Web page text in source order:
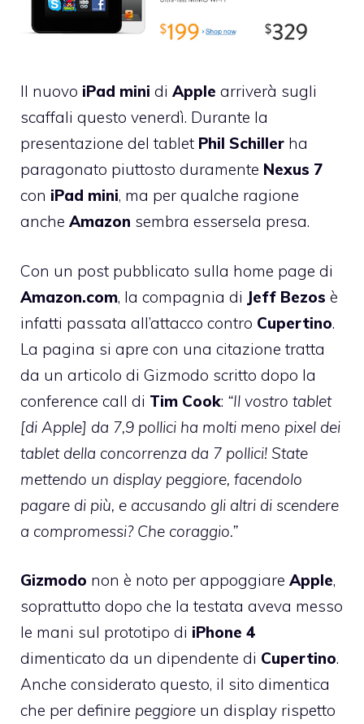
Il nuovo iPad mini di Apple arriverà sugli
scaffali questo venerdì. Durante la
presentazione del tablet Phil Schiller ha
paragonato piuttosto duramente Nexus 7
con iPad mini, ma per qualche ragione
anche Amazon sembra essersela presa.
Con un post pubblicato sulla home page di
Amazon.com, la compagnia di Jeff Bezos è
infatti passata all’attacco contro Cupertino.
La pagina si apre con una citazione tratta
da un articolo di Gizmodo scritto dopo la
conference call di Tim Cook: “Il vostro tablet
[di Apple] da 7,9 pollici ha molti meno pixel dei
tablet della concorrenza da 7 pollici! State
mettendo un display peggiore, facendolo
pagare di più, e accusando gli altri di scendere
a compromessi? Che coraggio.”
Gizmodo non è noto per appoggiare Apple,
soprattutto dopo che la testata aveva messo
le mani sul prototipo di iPhone 4
dimenticato da un dipendente di Cupertino.
Anche considerato questo, il sito dimentica
che per definire peggiore un display rispetto